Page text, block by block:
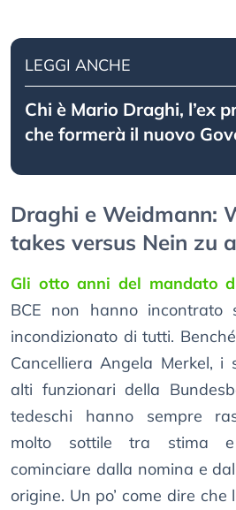
LEGGI ANCHE
Chi è Mario Draghi, l’ex
che formerà il nuovo
Draghi e Weidmann:
takes versus Nein zu
Gli otto anni del mandato
BCE non hanno incontrato
incondizionato di tutti.
Cancelliera Angela Merkel, i
alti funzionari della
tedeschi hanno sempre
molto sottile tra stima e
cominciare dalla nomina e
origine. Un po’ come dire che